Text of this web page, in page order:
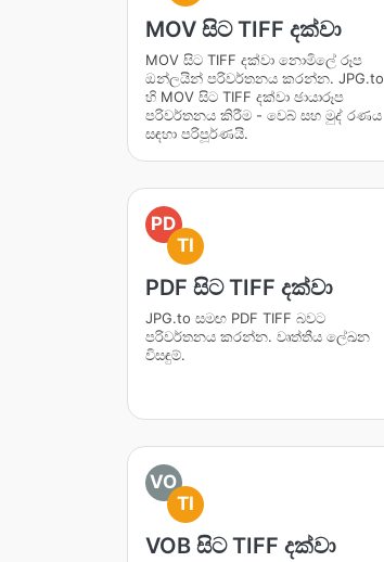
MOV සිට TIFF දක්වා
MOV සිට TIFF දක්වා නොමිලේ රූප
ඔන්ලයින් පරිවර්තනය කරන්න. JPG.to
හි MOV සිට TIFF දක්වා ඡායාරූප
පරිවර්තනය කිරීම - වෙබ් සහ මුද් රණය
සඳහා පරිපූර්ණයි.
PD
TI
PDF සිට TIFF දක්වා
JPG.to සමඟ PDF TIFF බවට
පරිවර්තනය කරන්න. වෘත්තීය ලේඛන
විසඳුම්.
VO
TI
VOB සිට TIFF දක්වා